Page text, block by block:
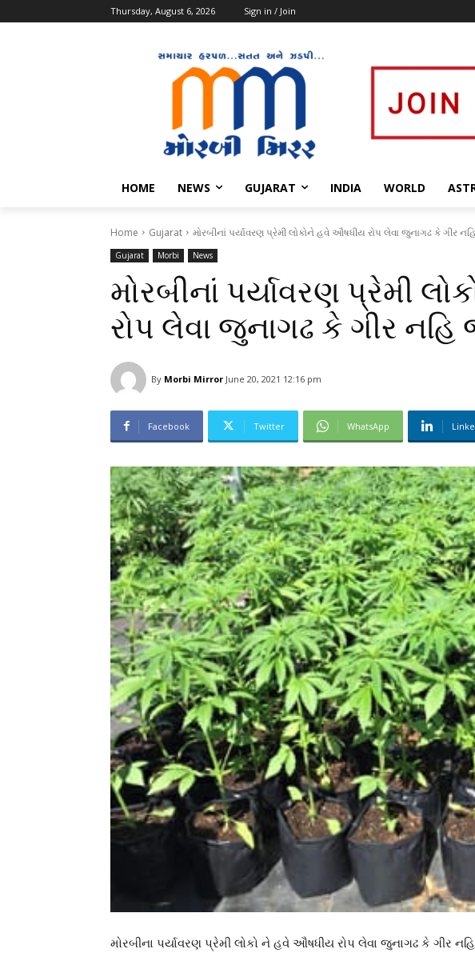
Thursday, August 6, 2026 Sign in / Join
HOME NEWS GUJARAT INDIA WORLD
Home Gujarat મોરબીનાં પર્યાવરણ પ્રેમી લોકોને હવે ઔષધીય રોપ લેવા જુનાગઢ કે ગીર
Gujarat Morbi News
મોરબીનાં પર્યાવરણ પ્રેમી
રોપ લેવા જુનાગઢ કે ગીર
By Morbi Mirror June 20, 2021 12:16 pm
Facebook Twitter WhatsApp
મોરબીના પર્યાવરણ પ્રેમી લોકો ને હવે ઔષધીય રોપ લેવા જુનાગઢ કે ગીર